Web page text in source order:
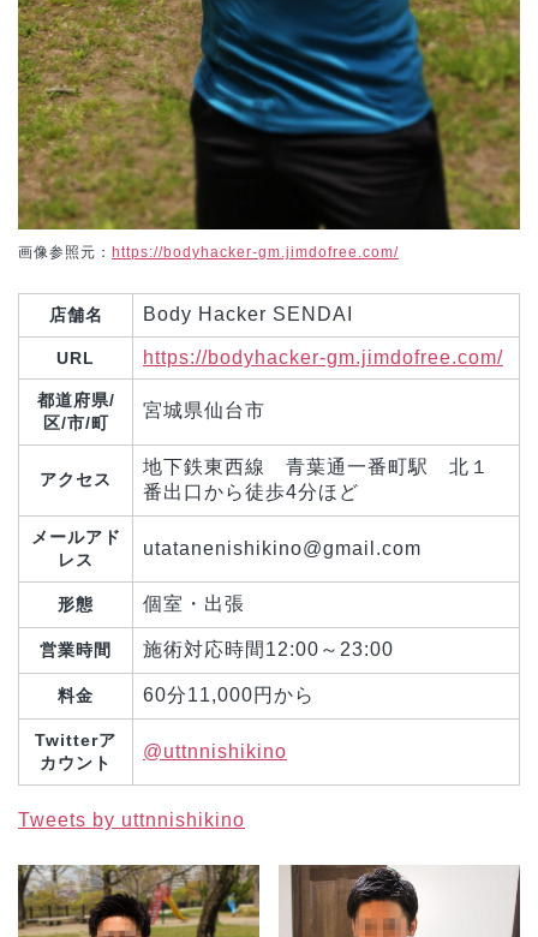
画像参照元： https://bodyhacker-gm.jimdofree.com/
店舗名 Body Hacker SENDAI
URL https://bodyhacker-gm.jimdofree.com/
都道府県/
区/市/町
宮城県仙台市
アクセス
地下鉄東西線 青葉通一番町駅 北１
番出口から徒歩4分ほど
メールアド
レス
utatanenishikino@gmail.com
形態 個室・出張
営業時間 施術対応時間12:00～23:00
料金 60分11,000円から
Twitterア
カウント
@uttnnishikino
Tweets by uttnnishikino